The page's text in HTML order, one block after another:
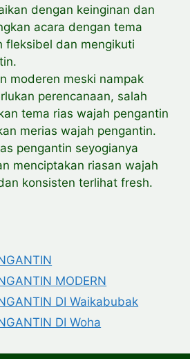
dengan keinginan dan
acara dengan tema
fleksibel dan mengikuti
moderen meski nampak
perencanaan, salah
tema rias wajah pengantin
merias wajah pengantin.
pengantin seyogianya
menciptakan riasan wajah
konsisten terlihat fresh.
MODERN
DI Waikabubak
DI Woha